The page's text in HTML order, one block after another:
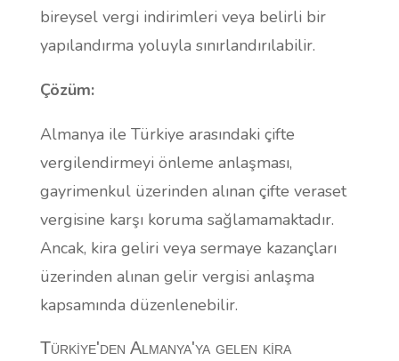
bireysel vergi indirimleri veya belirli bir
yapılandırma yoluyla sınırlandırılabilir.
Çözüm:
Almanya ile Türkiye arasındaki çifte
vergilendirmeyi önleme anlaşması,
gayrimenkul üzerinden alınan çifte veraset
vergisine karşı koruma sağlamamaktadır.
Ancak, kira geliri veya sermaye kazançları
üzerinden alınan gelir vergisi anlaşma
kapsamında düzenlenebilir.
Türkiye'den Almanya'ya gelen kira